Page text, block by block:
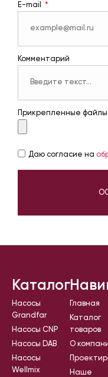
E-mail
Комментарий
Прикрепленные файлы
Даю согласие на
Каталог
Насосы
Grandfar
Насосы CNP
Насосы DAB
Насосы
Wellmix
Главная
Каталог
товаров
О
Наше